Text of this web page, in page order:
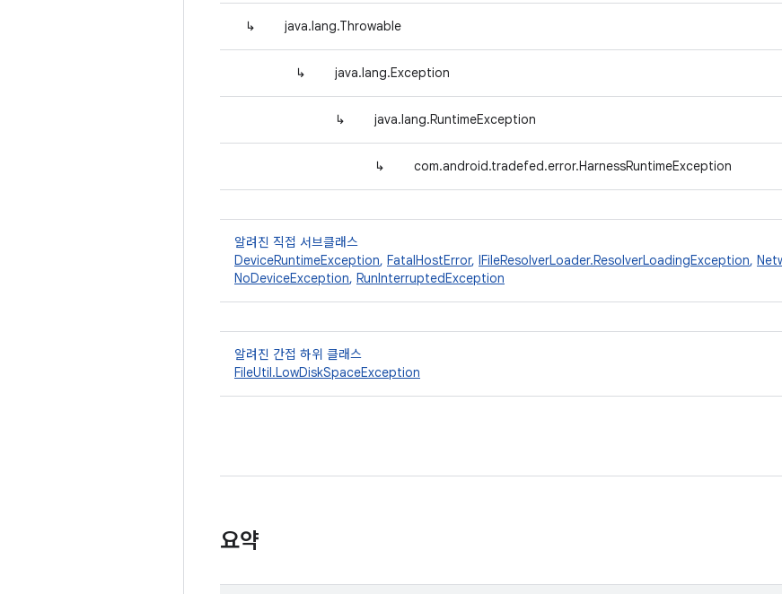
↳ java.lang.Throwable
↳ java.lang.Exception
↳ java.lang.RuntimeException
↳ com.android.tradefed.error.HarnessRuntimeException
알려진 직접 서브클래스
DeviceRuntimeException, FatalHostError, IFileResolverLoader.ResolverLoadingException,
NoDeviceException, RunInterruptedException
알려진 간접 하위 클래스
FileUtil.LowDiskSpaceException
요약